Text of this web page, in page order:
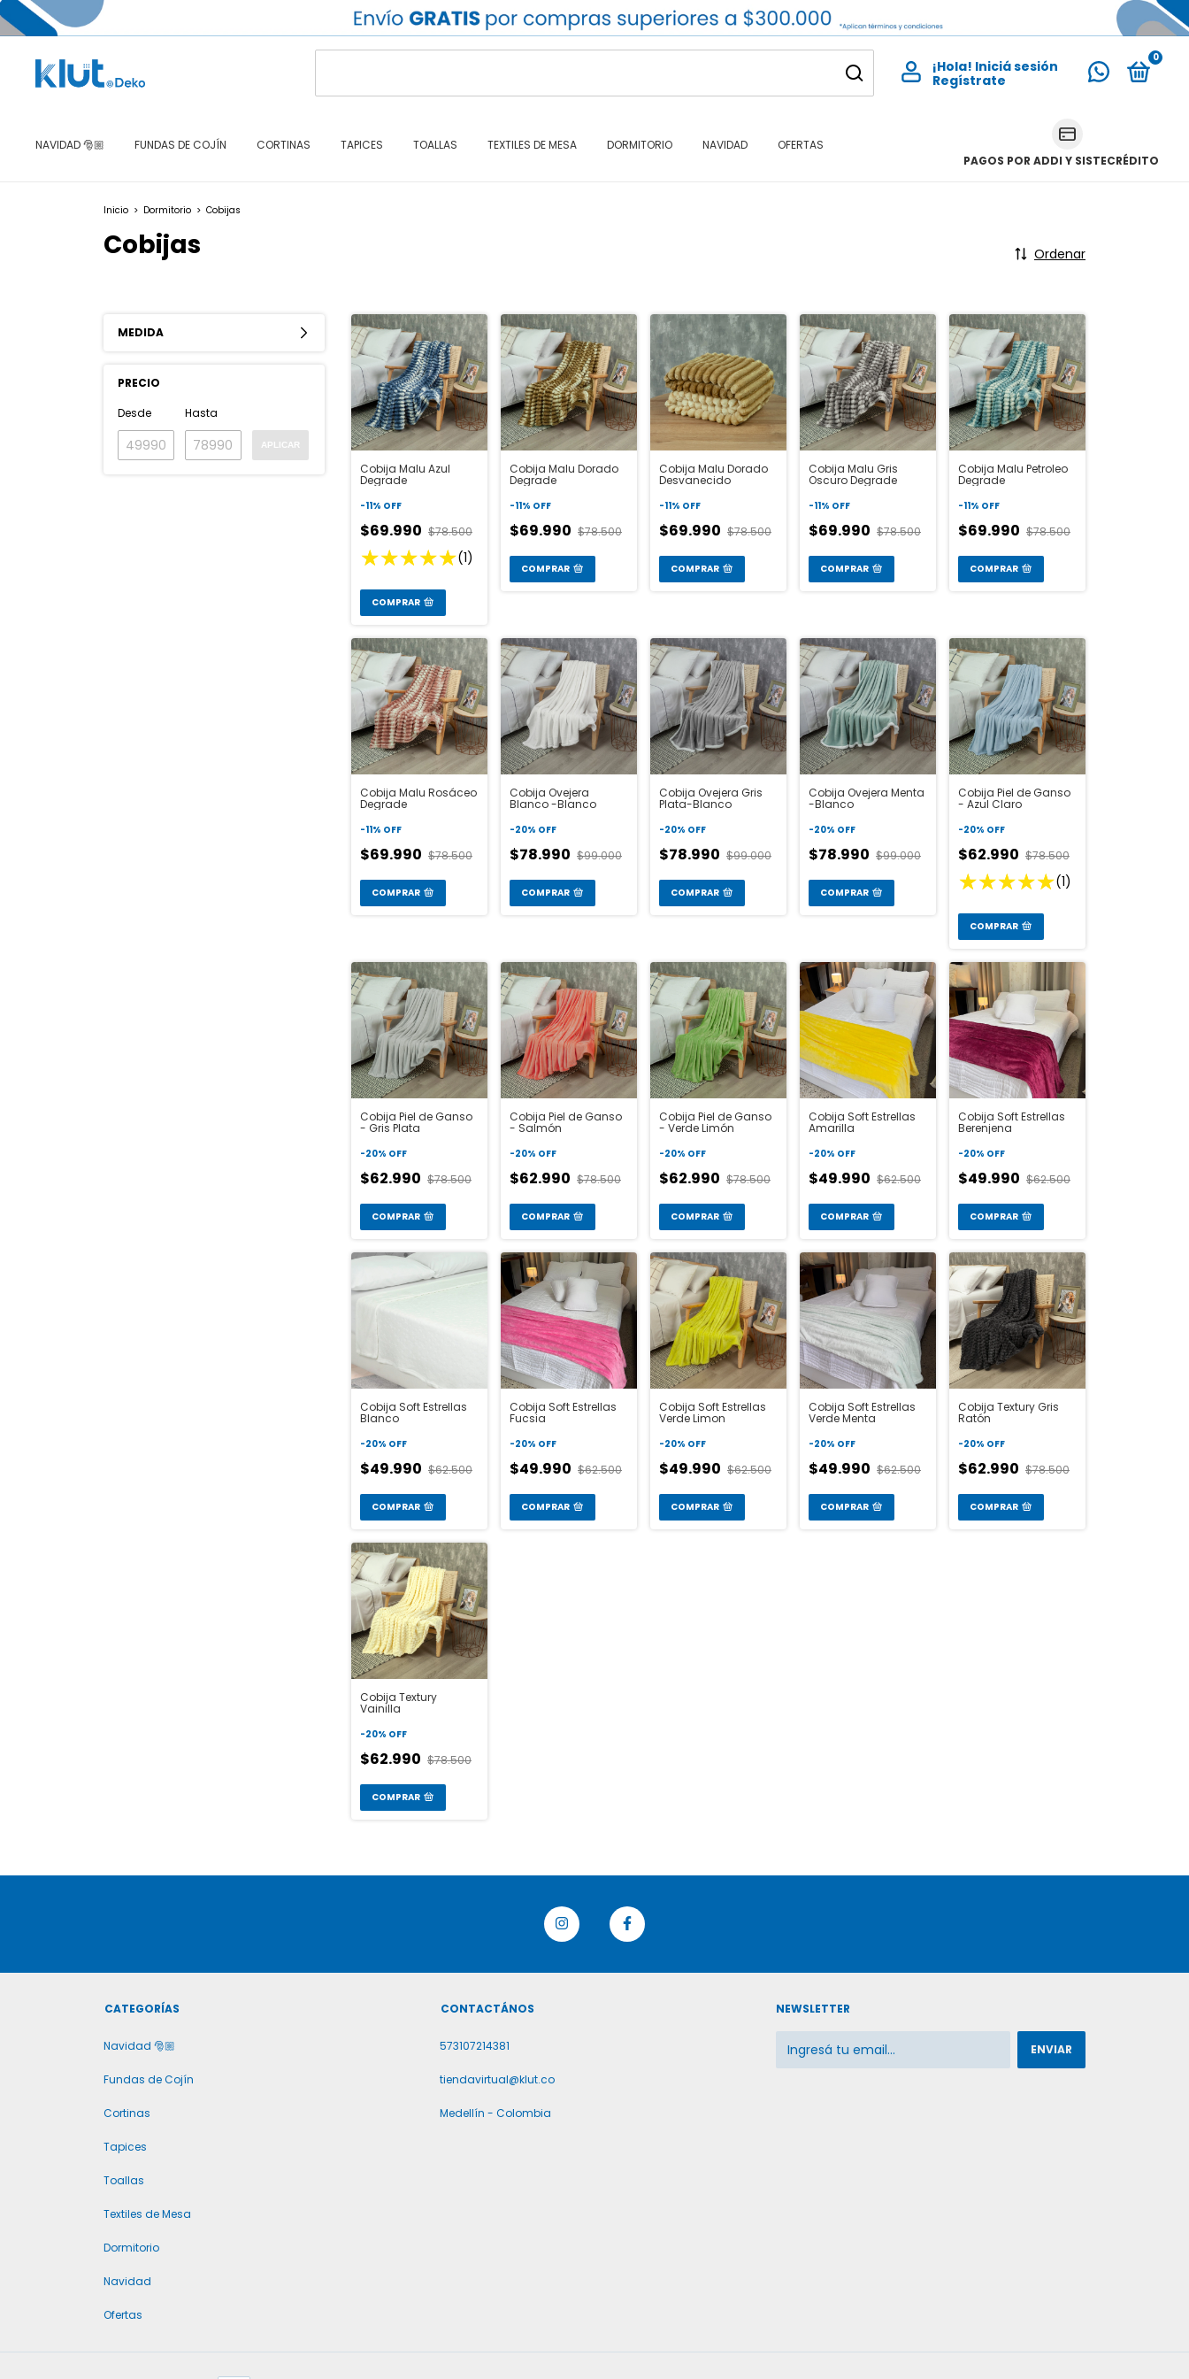
¡Hola! Iniciá sesión 0
NAVIDAD 🎅🏼 FUNDAS DE COJÍN CORTINAS TAPICES TOALLAS TEXTILES DE MESA DORMITORIO NAVIDAD
OFERTAS
PAGOS POR ADDI Y SISTECRÉDITO
Inicio > Dormitorio > Cobijas
Cobijas Ordenar
MEDIDA
PRECIO
Desde
Hasta
APLICAR
Cobija Malu Azul
Degrade
-11% OFF
$69.990 $78.500
(1)
COMPRAR
Cobija Malu Dorado
Degrade
-11% OFF
$69.990 $78.500
COMPRAR
Cobija Malu Dorado
Desvanecido
-11% OFF
$69.990 $78.500
COMPRAR
Cobija Malu Gris
Oscuro Degrade
-11% OFF
$69.990 $78.500
COMPRAR
Cobija Malu Petroleo
Degrade
-11% OFF
$69.990 $78.500
COMPRAR
Cobija Malu Rosáceo
Degrade
-11% OFF
$69.990 $78.500
COMPRAR
Cobija Ovejera
Blanco -Blanco
-20% OFF
$78.990 $99.000
COMPRAR
Cobija Ovejera Gris
Plata-Blanco
-20% OFF
$78.990 $99.000
COMPRAR
Cobija Ovejera Menta
-Blanco
-20% OFF
$78.990 $99.000
COMPRAR
Cobija Piel de Ganso
- Azul Claro
-20% OFF
$62.990 $78.500
(1)
COMPRAR
Cobija Piel de Ganso
- Gris Plata
-20% OFF
$62.990 $78.500
COMPRAR
Cobija Piel de Ganso
- Salmón
-20% OFF
$62.990 $78.500
COMPRAR
Cobija Piel de Ganso
- Verde Limón
-20% OFF
$62.990 $78.500
COMPRAR
Cobija Soft Estrellas
Amarilla
-20% OFF
$49.990 $62.500
COMPRAR
Cobija Soft Estrellas
Berenjena
-20% OFF
$49.990 $62.500
COMPRAR
Cobija Soft Estrellas
Blanco
-20% OFF
$49.990 $62.500
COMPRAR
Cobija Soft Estrellas
Fucsia
-20% OFF
$49.990 $62.500
COMPRAR
Cobija Soft Estrellas
Verde Limon
-20% OFF
$49.990 $62.500
COMPRAR
Cobija Soft Estrellas
Verde Menta
-20% OFF
$49.990 $62.500
COMPRAR
Cobija Textury Gris
Ratón
-20% OFF
$62.990 $78.500
COMPRAR
Cobija Textury
Vainilla
-20% OFF
$62.990 $78.500
COMPRAR
CATEGORÍAS
Navidad 🎅🏼
Fundas de Cojín
Cortinas
Tapices
Toallas
Textiles de Mesa
Dormitorio
Navidad
Ofertas
CONTACTÁNOS
573107214381
tiendavirtual@klut.co
Medellín - Colombia
NEWSLETTER